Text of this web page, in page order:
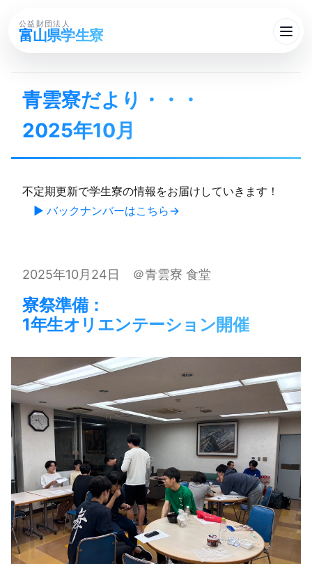
公益財団法人
富山県学生寮
青雲寮だより・・・​
2025年10月
不定期更新で学生寮の情報をお届けしていきます！
▶ バックナンバーはこちら
2025年10月24日 ＠青雲寮 食堂
寮祭準備：
1年生オリエンテーション開催